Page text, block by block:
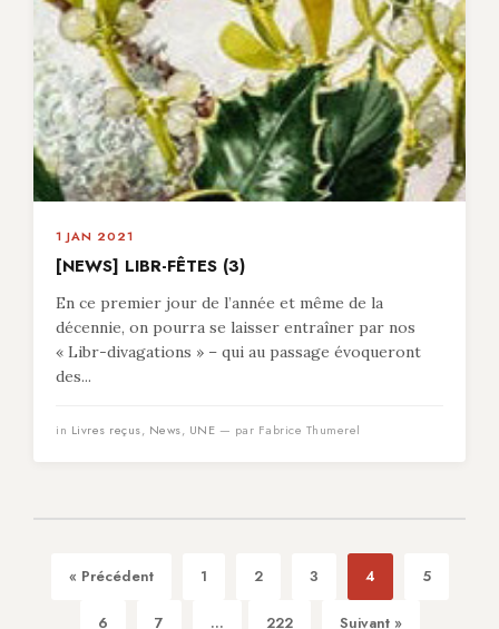
1 JAN 2021
[NEWS] LIBR-FÊTES (3)
En ce premier jour de l’année et même de la
décennie, on pourra se laisser entraîner par nos
« Libr-divagations » – qui au passage évoqueront
des...
in Livres reçus, News, UNE — par Fabrice Thumerel
« Précédent 1 2 3 4 5
6 7 ... 222 Suivant »